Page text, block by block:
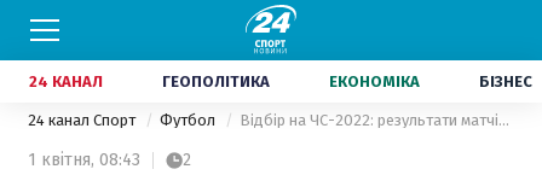
24 КАНАЛ ГЕОПОЛІТИКА ЕКОНОМІКА БІЗНЕС
24 канал Спорт Футбол Відбір на ЧС-2022: результати матчів та відео голів 31 березня
1 квітня, 08:43 2